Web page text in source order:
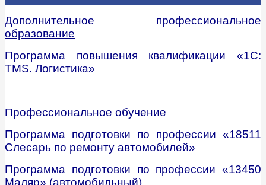
Дополнительное профессиональное
образование
Программа повышения квалификации «1С:
TMS. Логистика»
Профессиональное обучение
Программа подготовки по профессии «18511
Слесарь по ремонту автомобилей»
Программа подготовки по профессии «13450
Маляр» (автомобильный)